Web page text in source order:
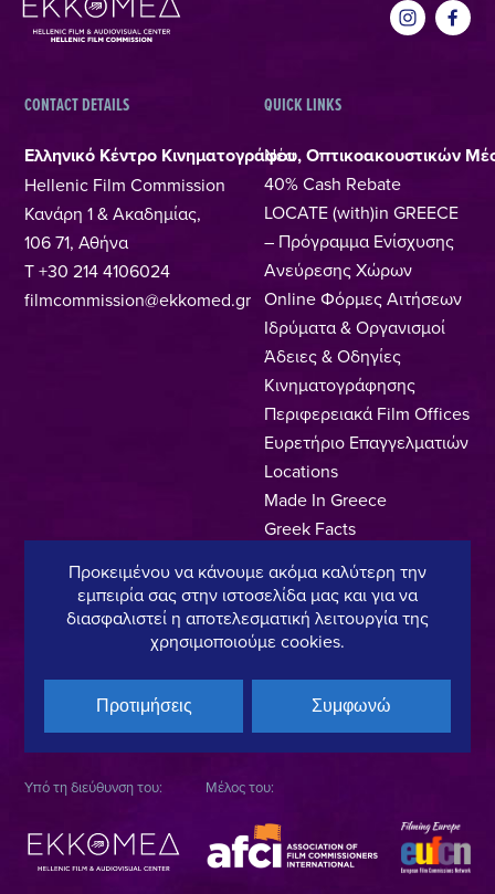
CONTACT DETAILS
Ελληνικό Κέντρο Κινηματογράφου, Οπτικοακουστικών
Hellenic Film Commission
Κανάρη 1 & Ακαδημίας,
106 71, Αθήνα
T +30 214 4106024
filmcommission@ekkomed.gr
QUICK LINKS
Νέα
40% Cash Rebate
LOCATE (with)in GREECE
– Πρόγραμμα Ενίσχυσης
Ανεύρεσης Χώρων
Online Φόρμες Αιτήσεων
Ιδρύματα & Οργανισμοί
Άδειες & Οδηγίες
Κινηματογράφησης
Περιφερειακά Film Offices
Ευρετήριο Επαγγελματιών
Locations
Made In Greece
Greek Facts
Πολιτική Απορρήτου Όροι Χρήσης Πολιτική Cookies
Copyright © 2025, Hellenic Film & Audiovisual Center
Υπό τη διεύθυνση του: Μέλος του:
Προκειμένου να κάνουμε ακόμα καλύτερη την
εμπειρία σας στην ιστοσελίδα μας και για να
διασφαλιστεί η αποτελεσματική λειτουργία της
χρησιμοποιούμε cookies.
Προτιμήσεις Συμφωνώ